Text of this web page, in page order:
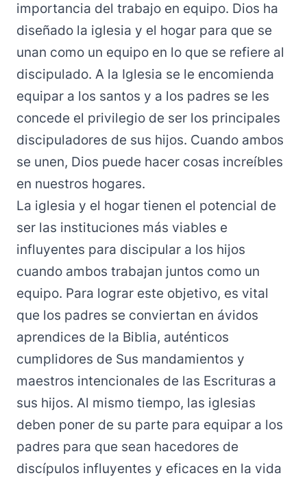
importancia del trabajo en equipo. Dios ha
diseñado la iglesia y el hogar para que se
unan como un equipo en lo que se refiere al
discipulado. A la Iglesia se le encomienda
equipar a los santos y a los padres se les
concede el privilegio de ser los principales
discipuladores de sus hijos. Cuando ambos
se unen, Dios puede hacer cosas increíbles
en nuestros hogares.
La iglesia y el hogar tienen el potencial de
ser las instituciones más viables e
influyentes para discipular a los hijos
cuando ambos trabajan juntos como un
equipo. Para lograr este objetivo, es vital
que los padres se conviertan en ávidos
aprendices de la Biblia, auténticos
cumplidores de Sus mandamientos y
maestros intencionales de las Escrituras a
sus hijos. Al mismo tiempo, las iglesias
deben poner de su parte para equipar a los
padres para que sean hacedores de
discípulos influyentes y eficaces en la vida